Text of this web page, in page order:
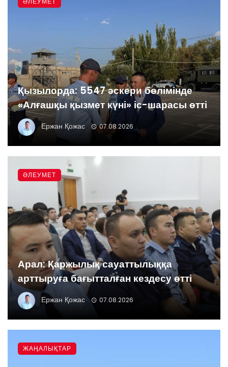
Қызылорда: 5547 әскери бөлімінде
«Алғашқы қызмет күні» іс-шарасы өтті
Ержан Қожас 07.08.2026
Арал: Қаржылық сауаттылыққа
арттыруға бағытталған кездесу өтті
Ержан Қожас 07.08.2026
ӘЛЕУМЕТ
ЖАҢАЛЫҚТАР